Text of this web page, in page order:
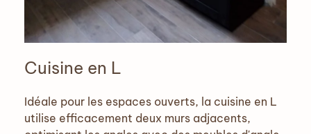
Cuisine en L
Idéale pour les espaces ouverts, la cuisine en L
utilise efficacement deux murs adjacents,